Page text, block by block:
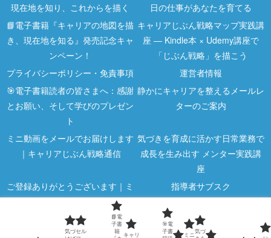
現在地を知り、これからを描く
日の仕事があなたを育てる
📘電子書籍『キャリアの地図を描
き、現在地を知る』発売記念キャ
ンペーン！
キャリアじぶん戦略マップ実践講
座 ― Kindle本 × Udemy講座で
「じぶん戦略」を描こう
プライバシーポリシー・免責事項
運営者情報
🎯電子書籍読者の皆さまへ：感謝
とお願い、そして学びのプレゼン
ト
静かにキャリアを整えるメールレ
ターのご案内
ミニ動画をメールでお届けします
｜キャリアじぶん戦略通信
気づきを育成に活かす日常業務で
成長を生み出す メンター実践講
座
ご登録ありがとうございます｜ミ
ニ動画のご案内
指導者サブスク
指導者向け講座
気づくと差がつく｜キャリア5分
メモ
気づセル
📘電
子書
籍 キャリ
🎯電
子書
ミニ気づ